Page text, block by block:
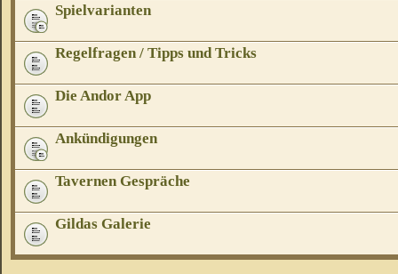
Spielvarianten
Regelfragen / Tipps und Tricks
Die Andor App
Ankündigungen
Tavernen Gespräche
Gildas Galerie